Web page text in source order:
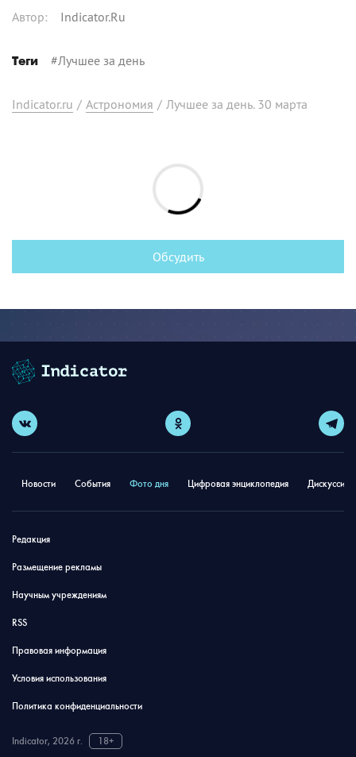
Автор: Indicator.Ru
Теги #Лучшее за день
Indicator.ru / Астрономия / Лучшее за день. 30 марта
Обсудить
Новости События Фото дня Цифровая энциклопедия
Редакция
Размещение рекламы
Научным учреждениям
RSS
Правовая информация
Условия использования
Политика конфиденциальности
Indicator, 2026 г. 18+